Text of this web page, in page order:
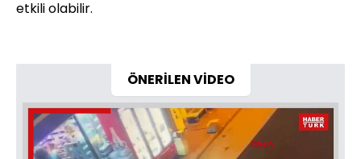
etkili olabilir.
ÖNERİLEN VİDEO